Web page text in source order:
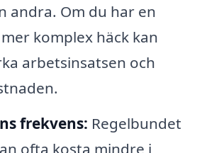
andra. Om du har en
komplex häck kan
arbetsinsatsen och
frekvens: Regelbundet
ofta kosta mindre i